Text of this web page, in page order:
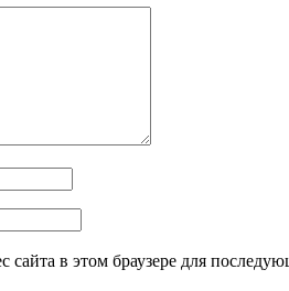
сайта в этом браузере для